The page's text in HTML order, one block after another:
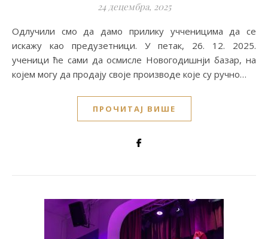
24 децембра, 2025
Одлучили смо да дамо прилику учченицима да се
искажу као предузетници. У петак, 26. 12. 2025.
ученици ће сами да осмисле Новогодишнји базар, на
којем могу да продају своје производе које су ручно…
ПРОЧИТАЈ ВИШЕ